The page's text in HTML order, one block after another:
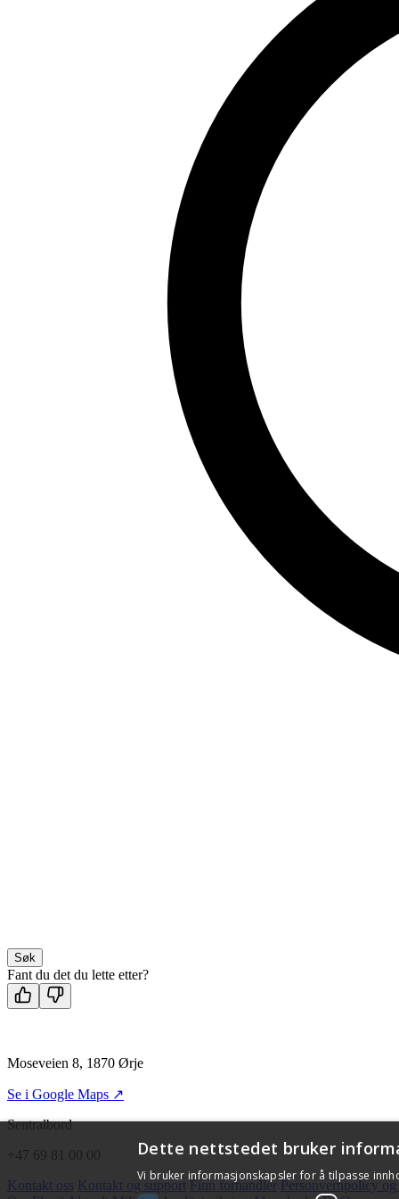
Søk
Fant du det du lette etter?
Moseveien 8, 1870 Ørje
Se i Google Maps ↗
Sentralbord
+47 69 81 00 00
Kontakt oss Kontakt og support Finn forhandler
Personvernpolicy
Dette nettstedet bruker
Vi bruker informasjonskapsler for å tilpasse